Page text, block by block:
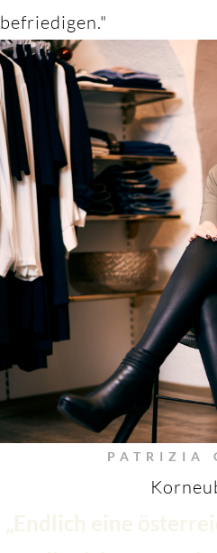
befriedigen."
PATRIZIA
„Endlich eine